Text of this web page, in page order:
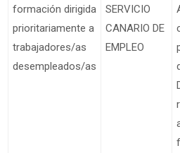
formación dirigida
prioritariamente a
trabajadores/as
desempleados/as
SERVICIO
CANARIO DE
EMPLEO